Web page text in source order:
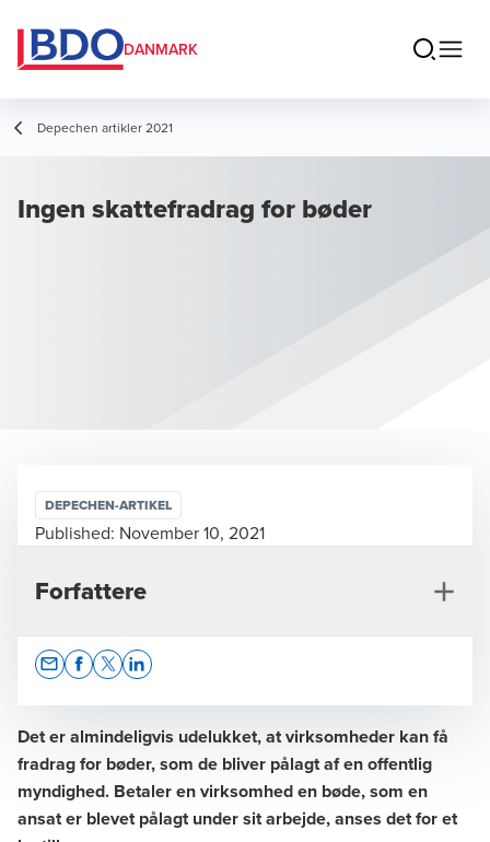
DANMARK
Depechen artikler 2021
Ingen skattefradrag for bøder
Det er almindeligvis udelukket, at virksomheder kan få
fradrag for bøder, som de bliver pålagt af en offentlig
myndighed. Betaler en virksomhed en bøde, som en
ansat er blevet pålagt under sit arbejde, anses det for et
DEPECHEN-ARTIKEL
Published: November 10, 2021
Forfattere
Martin William Boel Kristensen